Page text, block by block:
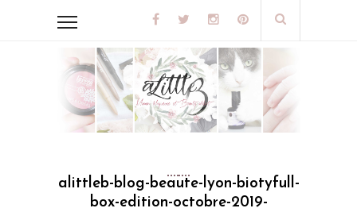
alittleb-blog-beaute-lyon-biotyfull-
box-edition-octobre-2019-